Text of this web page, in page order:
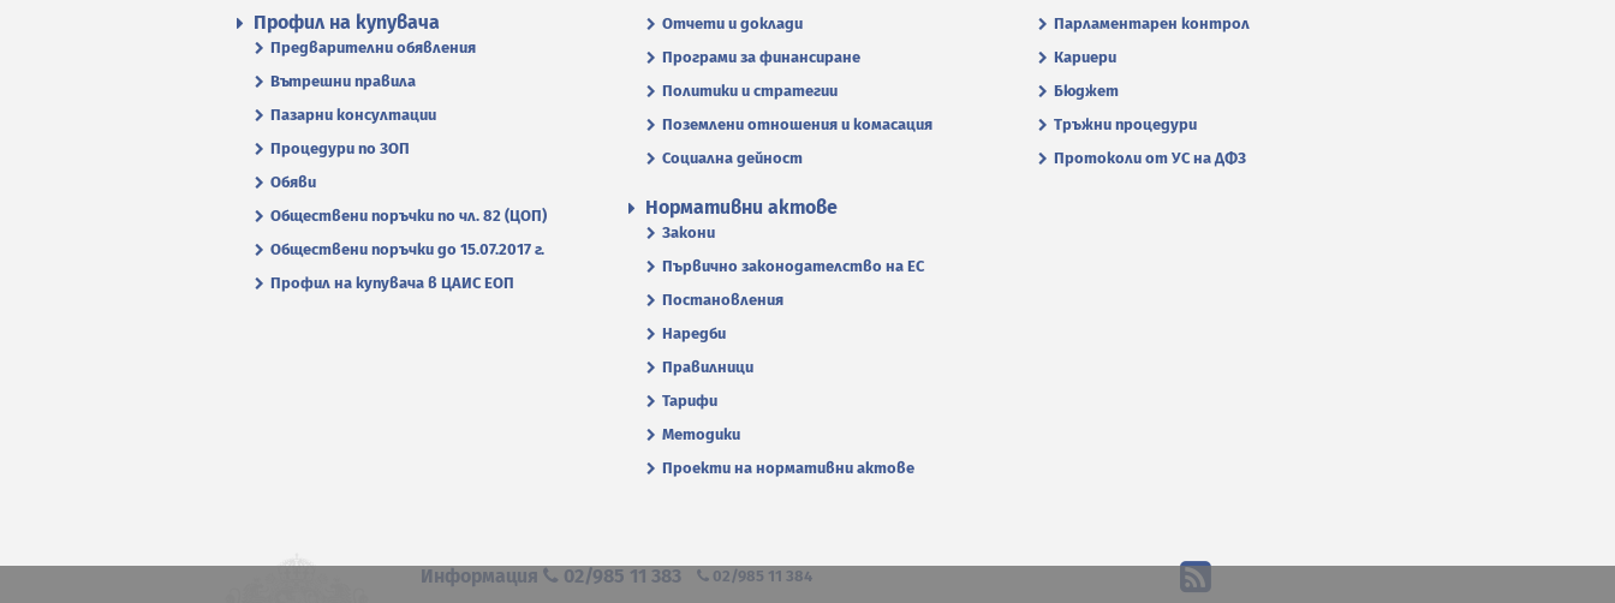
Парламентарен контрол
Кариери
Бюджет
Тръжни процедури
Протоколи от УС на ДФЗ
Отчети и доклади
Програми за финансиране
Политики и стратегии
Поземлени отношения и комасация
Социална дейност
Профил на купувача
Предварителни обявления
Вътрешни правила
Пазарни консултации
Процедури по ЗОП
Обяви
Обществени поръчки по чл. 82 (ЦОП)
Обществени поръчки до 15.07.2017 г.
Профил на купувача в ЦАИС ЕОП
Нормативни актове
Закони
Първично законодателство на ЕС
Постановления
Наредби
Правилници
Тарифи
Методики
Проекти на нормативни актове
Информация 02/985 11 383 02/985 11 384